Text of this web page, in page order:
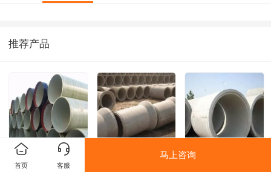
推荐产品
检查井顶管 φ600
首页 客服
马上咨询